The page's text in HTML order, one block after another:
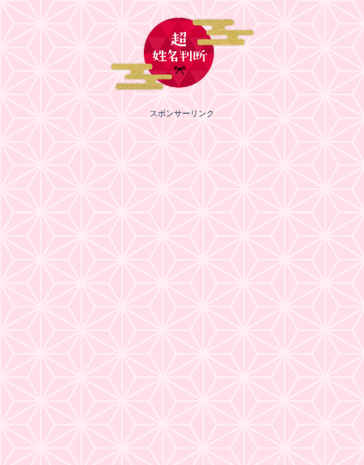
スポンサーリンク